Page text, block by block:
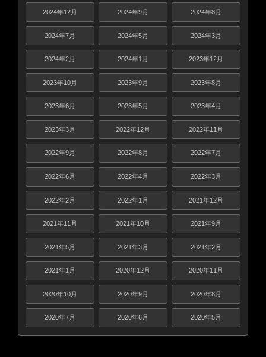
2024年12月 2024年9月 2024年8月
2024年7月 2024年5月 2024年3月
2024年2月 2024年1月 2023年12月
2023年10月 2023年9月 2023年8月
2023年6月 2023年5月 2023年4月
2023年3月 2022年12月 2022年11月
2022年9月 2022年8月 2022年7月
2022年6月 2022年4月 2022年3月
2022年2月 2022年1月 2021年12月
2021年11月 2021年10月 2021年9月
2021年5月 2021年3月 2021年2月
2021年1月 2020年12月 2020年11月
2020年10月 2020年9月 2020年8月
2020年7月 2020年6月 2020年5月